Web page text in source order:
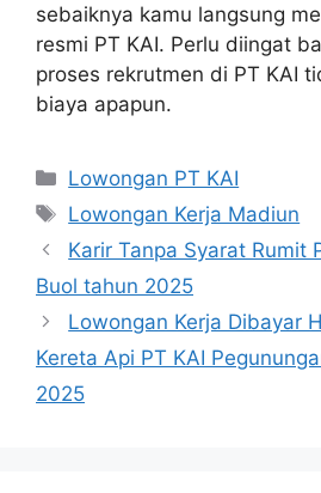
sebaiknya kamu langsung
resmi PT KAI. Perlu diingat
proses rekrutmen di PT KAI
biaya apapun.
Categories
Lowongan PT KAI
Tags
Lowongan Kerja Madiun
Karir Tanpa Syarat Rumit
Buol tahun 2025
Lowongan Kerja Dibayar
Kereta Api PT KAI
2025